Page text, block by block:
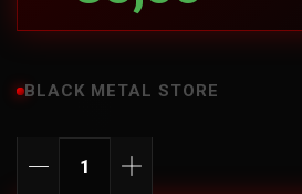
BLACK METAL STORE